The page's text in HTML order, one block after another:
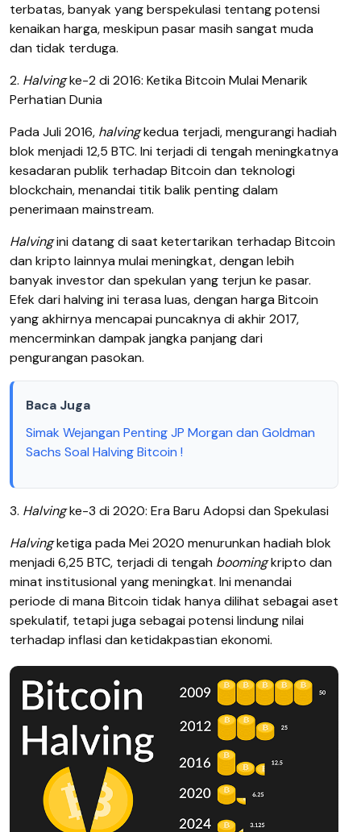
terbatas, banyak yang berspekulasi tentang potensi
kenaikan harga, meskipun pasar masih sangat muda
dan tidak terduga.
2. Halvingke-2 di 2016: Ketika Bitcoin Mulai Menarik
Perhatian Dunia
Pada Juli 2016, halvingkedua terjadi, mengurangi hadiah
blok menjadi 12,5 BTC. Ini terjadi di tengah meningkatnya
kesadaran publik terhadap Bitcoin dan teknologi
blockchain, menandai titik balik penting dalam
penerimaan mainstream.
Halvingini datang di saat ketertarikan terhadap Bitcoin
dan kripto lainnya mulai meningkat, dengan lebih
banyak investor dan spekulan yang terjun ke pasar.
Efek dari halving ini terasa luas, dengan harga Bitcoin
yang akhirnya mencapai puncaknya di akhir 2017,
mencerminkan dampak jangka panjang dari
pengurangan pasokan.
Baca Juga
Simak Wejangan Penting JP Morgan dan Goldman
Sachs Soal Halving Bitcoin !
3. Halvingke-3 di 2020: Era Baru Adopsi dan Spekulasi
Halvingketiga pada Mei 2020 menurunkan hadiah blok
menjadi 6,25 BTC, terjadi di tengah boomingkripto dan
minat institusional yang meningkat. Ini menandai
periode di mana Bitcoin tidak hanya dilihat sebagai aset
spekulatif, tetapi juga sebagai potensi lindung nilai
terhadap inflasi dan ketidakpastian ekonomi.